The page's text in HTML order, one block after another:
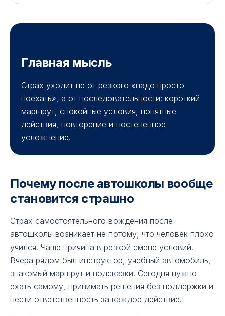
Главная мысль
Страх уходит не от резкого «надо просто
поехать», а от последовательности: короткий
маршрут, спокойные условия, понятные
действия, повторение и постепенное
усложнение.
Почему после автошколы вообще
становится страшно
Страх самостоятельного вождения после
автошколы возникает не потому, что человек плохо
учился. Чаще причина в резкой смене условий.
Вчера рядом был инструктор, учебный автомобиль,
знакомый маршрут и подсказки. Сегодня нужно
ехать самому, принимать решения без поддержки и
нести ответственность за каждое действие.